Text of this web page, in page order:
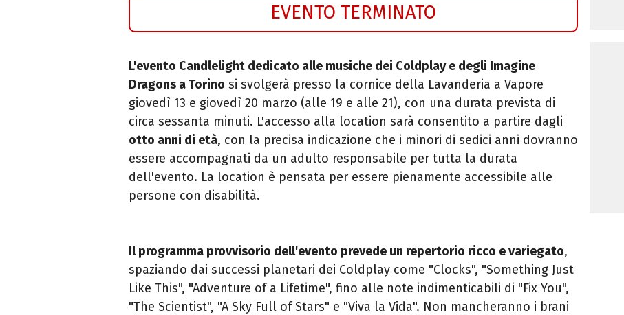
EVENTO TERMINATO
L'evento Candlelight dedicato alle musiche dei Coldplay e degli Imagine
Dragons a Torino si svolgerà presso la cornice della Lavanderia a Vapore
giovedì 13 e giovedì 20 marzo (alle 19 e alle 21), con una durata prevista di
circa sessanta minuti. L'accesso alla location sarà consentito a partire dagli
otto anni di età, con la precisa indicazione che i minori di sedici anni dovranno
essere accompagnati da un adulto responsabile per tutta la durata
dell'evento. La location è pensata per essere pienamente accessibile alle
persone con disabilità.
Il programma provvisorio dell'evento prevede un repertorio ricco e variegato,
spaziando dai successi planetari dei Coldplay come "Clocks", "Something Just
Like This", "Adventure of a Lifetime", fino alle note indimenticabili di "Fix You",
"The Scientist", "A Sky Full of Stars" e "Viva la Vida". Non mancheranno i brani